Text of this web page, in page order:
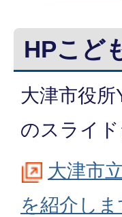
HPこど
大津市役
のスライ
大津市
を紹介しま